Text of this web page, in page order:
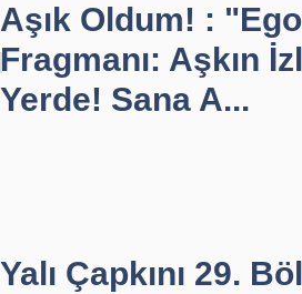
Aşık Oldum! :
Fragmanı: Aşkın
Yerde! Sana A...
Yalı Çapkını 29.